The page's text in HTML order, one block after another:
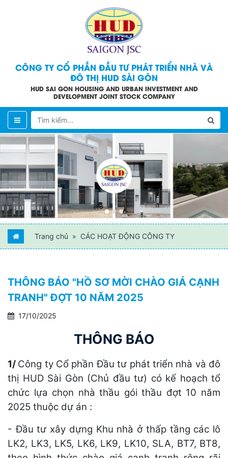
CÔNG TY CỔ PHẦN ĐẦU TƯ PHÁT TRIỂN NHÀ VÀ
ĐÔ THỊ HUD SÀI GÒN
HUD SAI GON HOUSING AND URBAN INVESTMENT AND
DEVELOPMENT JOINT STOCK COMPANY
Trang chủ CÁC HOẠT ĐỘNG CÔNG TY
THÔNG BÁO "HỒ SƠ MỜI CHÀO GIÁ CẠNH
TRANH" ĐỢT 10 NĂM 2025
17/10/2025
THÔNG BÁO
1/ Công ty Cổ phần Đầu tư phát triển nhà và đô
thị HUD Sài Gòn (Chủ đầu tư) có kế hoạch tổ
chức lựa chọn nhà thầu gói thầu đợt 10 năm
2025 thuộc dự án :
- Đầu tư xây dựng Khu nhà ở thấp tầng các lô
LK2, LK3, LK5, LK6, LK9, LK10, SLA, BT7, BT8,